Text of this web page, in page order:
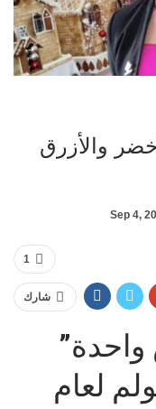
والأزرق
Sep 4,
1
شارك
لعام